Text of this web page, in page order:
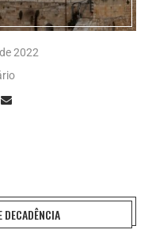
2022
DECADÊNCIA